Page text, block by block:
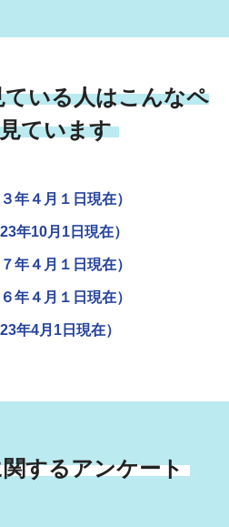
いる人はこんなペ
ています
年４月１日現在）
年10月1日現在）
年４月１日現在）
年４月１日現在）
年4月1日現在）
するアンケート